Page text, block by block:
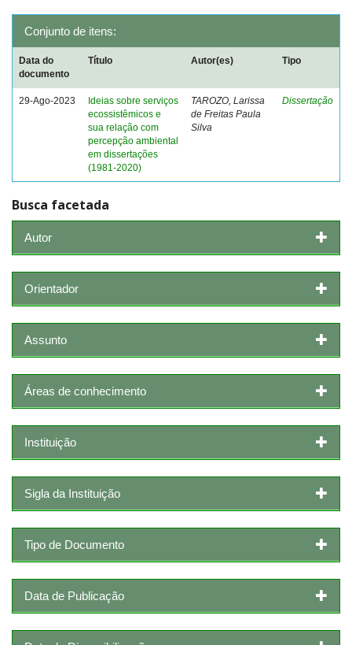
Conjunto de itens:
Data do
documento
Título Autor(es) Tipo
29-Ago-2023
Ideias sobre serviços
ecossistêmicos e
sua relação com
percepção ambiental
em dissertações
(1981-2020)
TAROZO, Larissa
de Freitas Paula
Silva
Dissertação
Busca facetada
Autor
Orientador
Assunto
Áreas de conhecimento
Instituição
Sigla da Instituição
Tipo de Documento
Data de Publicação